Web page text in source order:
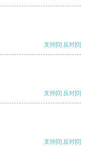
支持[0] 反对[0]
支持[0] 反对[0]
支持[0] 反对[0]